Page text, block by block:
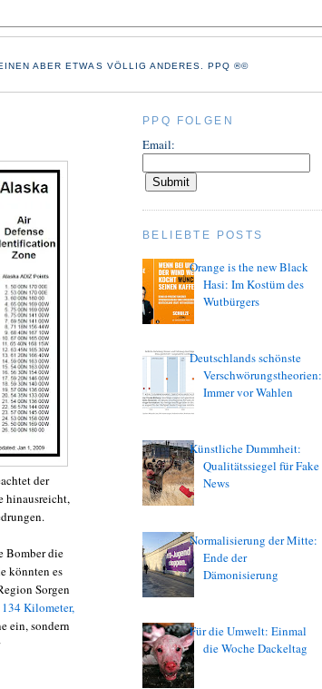
ABER ETWAS VÖLLIG ANDERES. PPQ ®©
der
hinausreicht,
Bomber die
könnten es
Sorgen
134 Kilometer,
ein, sondern
PPQ FOLGEN
Email:
BELIEBTE POSTS
Orange is the new Black
Hasi: Im Kostüm des
Wutbürgers
Deutschlands schönste
Verschwörungstheorien:
Immer vor Wahlen
Künstliche Dummheit:
Qualitätssiegel für Fake
News
Normalisierung der Mitte:
Ende der
Dämonisierung
Für die Umwelt: Einmal
die Woche Dackeltag